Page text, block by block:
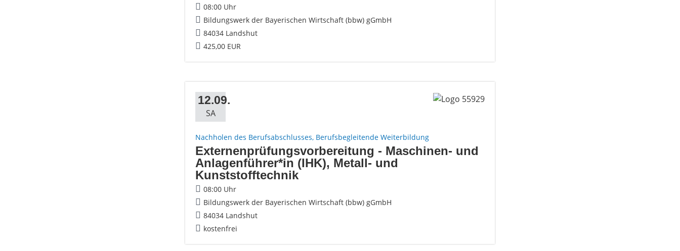
08:00 Uhr
Bildungswerk der Bayerischen Wirtschaft (bbw) gGmbH
84034 Landshut
425,00 EUR
12.09.
SA
Nachholen des Berufsabschlusses, Berufsbegleitende Weiterbildung
Externenprüfungsvorbereitung - Maschinen- und
Anlagenführer*in (IHK), Metall- und
Kunststofftechnik
08:00 Uhr
Bildungswerk der Bayerischen Wirtschaft (bbw) gGmbH
84034 Landshut
kostenfrei